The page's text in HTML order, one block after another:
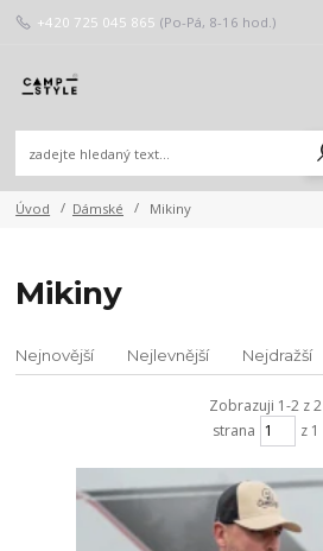
+420 725 045 865 (Po-Pá, 8-16 hod.)
Úvod Dámské Mikiny
Mikiny
Nejnovější Nejlevnější Nejdražší
Zobrazuji 1-2 z 2
strana
z 1